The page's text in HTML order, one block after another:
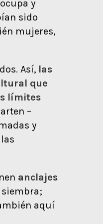
y
sido
mujeres,
Así, las
que
límites
–
y
anclajes
aquí